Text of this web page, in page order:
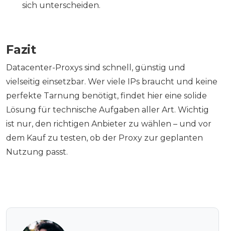
sich unterscheiden.
Fazit
Datacenter-Proxys sind schnell, günstig und
vielseitig einsetzbar. Wer viele IPs braucht und keine
perfekte Tarnung benötigt, findet hier eine solide
Lösung für technische Aufgaben aller Art. Wichtig
ist nur, den richtigen Anbieter zu wählen – und vor
dem Kauf zu testen, ob der Proxy zur geplanten
Nutzung passt.